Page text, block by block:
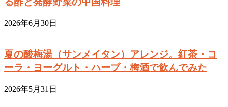
2026年6月30日
夏の酸梅湯（サンメイタン）アレンジ。紅茶・コ
ーラ・ヨーグルト・ハーブ・梅酒で飲んでみた
2026年5月31日